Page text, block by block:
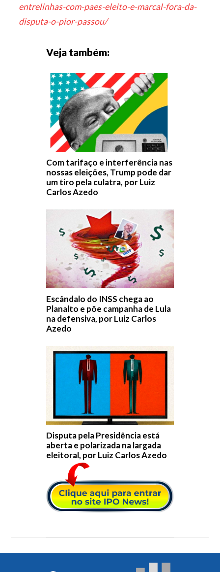
entrelinhas-com-paes-eleito-e-marcal-fora-da-
disputa-o-pior-passou/
Veja também:
Com tarifaço e interferência nas
nossas eleições, Trump pode dar
um tiro pela culatra, por Luiz
Carlos Azedo
Escândalo do INSS chega ao
Planalto e põe campanha de Lula
na defensiva, por Luiz Carlos
Azedo
Disputa pela Presidência está
aberta e polarizada na largada
eleitoral, por Luiz Carlos Azedo